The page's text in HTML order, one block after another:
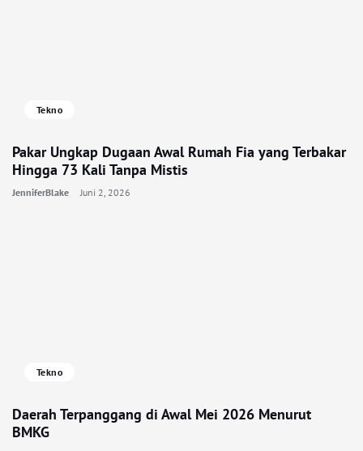
Tekno
Pakar Ungkap Dugaan Awal Rumah Fia yang Terbakar
Hingga 73 Kali Tanpa Mistis
JenniferBlake Juni 2, 2026
Tekno
Daerah Terpanggang di Awal Mei 2026 Menurut
BMKG